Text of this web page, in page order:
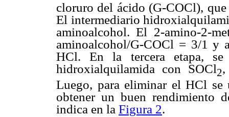
cloruro del ácido (G-COCl),
El intermediario
aminoalcohol. El 2-amino-2-
aminoalcohol/G-COCl = 3/1 y
HCl. En la tercera etapa,
hidroxialquilamida con SOCl2,
Luego, para eliminar el HCl se
obtener un buen rendimiento
indica en la Figura 2.